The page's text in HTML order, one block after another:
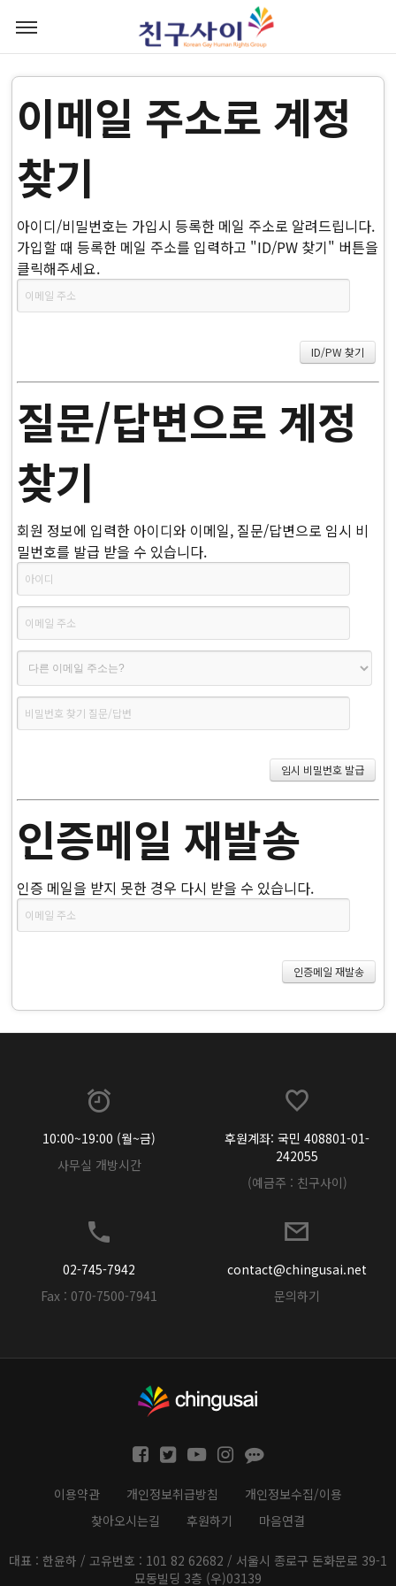
이메일 주소로 계정
찾기
아이디/비밀번호는 가입시 등록한 메일 주소로 알려드립니다.
가입할 때 등록한 메일 주소를 입력하고 "ID/PW 찾기" 버튼을
클릭해주세요.
질문/답변으로 계정
찾기
회원 정보에 입력한 아이디와 이메일, 질문/답변으로 임시 비
밀번호를 발급 받을 수 있습니다.
인증메일 재발송
인증 메일을 받지 못한 경우 다시 받을 수 있습니다.
10:00~19:00 (월~금)
사무실 개방시간
후원계좌: 국민 408801-01-
242055
(예금주 : 친구사이)
02-745-7942
Fax : 070-7500-7941
contact@chingusai.net
문의하기
이용약관 개인정보취급방침
개인정보수집/이용
찾아오시는길
후원하기 마음연결
대표 : 한윤하 / 고유번호 : 101 82 62682 / 서울시 종로구 돈화문로 39-1
묘동빌딩 3층 (우)03139